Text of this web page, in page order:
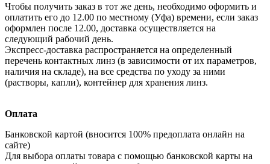
Чтобы получить заказ в тот же день, необходимо оформить и
оплатить его до 12.00 по местному (Уфа) времени, если заказ
оформлен после 12.00, доставка осуществляется на
следующий рабочий день.
Экспресс-доставка распространяется на определенный
перечень контактных линз (в зависимости от их параметров,
наличия на складе), на все средства по уходу за ними
(растворы, капли), контейнер для хранения линз.
Оплата
Банковской картой (вносится 100% предоплата онлайн на
сайте)
Для выбора оплаты товара с помощью банковской карты на